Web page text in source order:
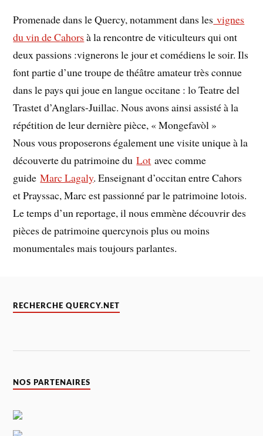
Promenade dans le Quercy, notamment dans les vignes
du vin de Cahors à la rencontre de viticulteurs qui ont
deux passions :vignerons le jour et comédiens le soir. Ils
font partie d’une troupe de théâtre amateur très connue
dans le pays qui joue en langue occitane : lo Teatre del
Trastet d’Anglars-Juillac. Nous avons ainsi assisté à la
répétition de leur dernière pièce, « Mongefavòl »
Nous vous proposerons également une visite unique à la
découverte du patrimoine duLot avec comme
guideMarc Lagaly. Enseignant d’occitan entre Cahors
et Prayssac, Marc est passionné par le patrimoine lotois.
Le temps d’un reportage, il nous emmène découvrir des
pièces de patrimoine quercynois plus ou moins
monumentales mais toujours parlantes.
RECHERCHE QUERCY.NET
NOS PARTENAIRES